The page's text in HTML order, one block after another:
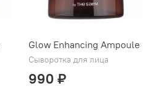
Glow Enhancing Ampoule
Сыворотка для лица
990 ₽